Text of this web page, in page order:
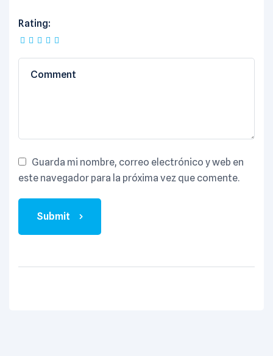
Rating:
Guarda mi nombre, correo electrónico y web en
este navegador para la próxima vez que comente.
Submit